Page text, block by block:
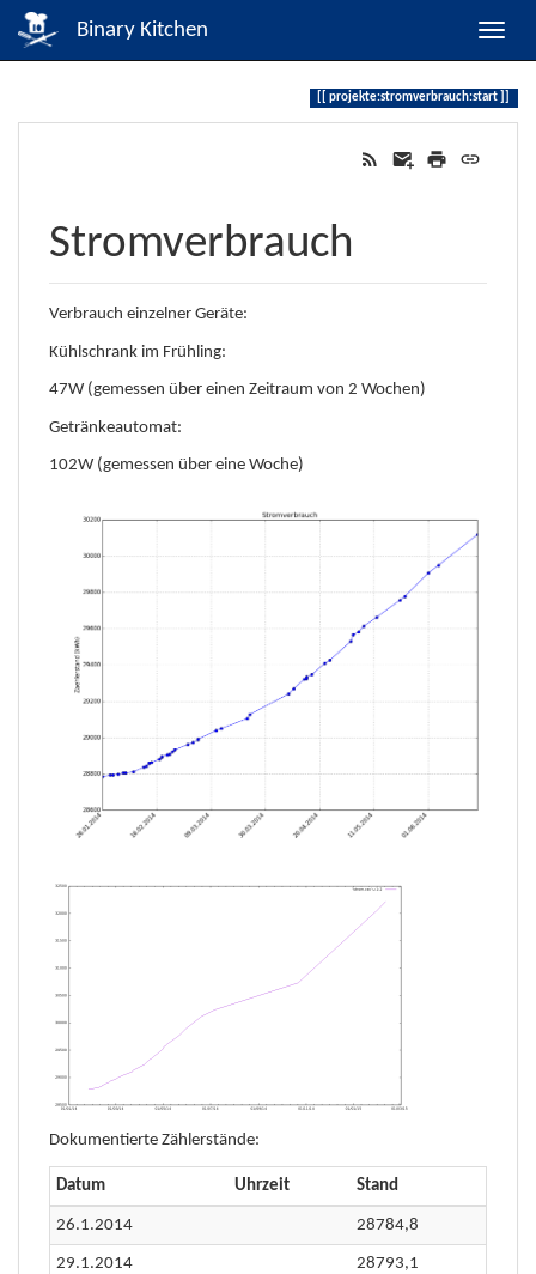
Binary Kitchen
projekte:stromverbrauch:start
Stromverbrauch
Verbrauch einzelner Geräte:
Kühlschrank im Frühling:
47W (gemessen über einen Zeitraum von 2 Wochen)
Getränkeautomat:
102W (gemessen über eine Woche)
Dokumentierte Zählerstände:
Datum Uhrzeit Stand
26.1.2014 28784,8
29.1.2014 28793,1